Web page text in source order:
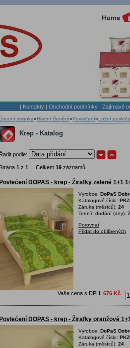
| Kontakty | Obchodní podmínky | Zajímavé
stránka»Hlavní členění»Povlečení»Ložní
Krep - Katalog
Řadit podle:
1 z 1 Celkem 19 záznamů
Povlečení DOPAS - krep - Žirafky zelené 1+1
Výrobce: DoPaS
Katalogové číslo:
Záruka (měsíců): 24
Termín dodání (dny): 7
Porovnat
Přidat do oblíbených
Vaše cena s DPH: 676 Kč
Povlečení DOPAS - krep - Žirafky oranžové
Výrobce: DoPaS
Katalogové číslo:
Záruka (měsíců): 24